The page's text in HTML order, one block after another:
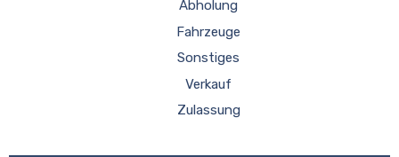
Abholung
Fahrzeuge
Sonstiges
Verkauf
Zulassung